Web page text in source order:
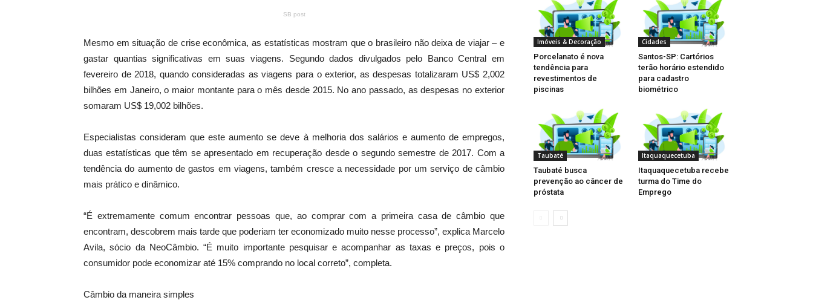
SB post
Mesmo em situação de crise econômica, as estatísticas mostram que o brasileiro não deixa de viajar – e
gastar quantias significativas em suas viagens. Segundo dados divulgados pelo Banco Central em
fevereiro de 2018, quando consideradas as viagens para o exterior, as despesas totalizaram US$ 2,002
bilhões em Janeiro, o maior montante para o mês desde 2015. No ano passado, as despesas no exterior
somaram US$ 19,002 bilhões.
Especialistas consideram que este aumento se deve à melhoria dos salários e aumento de empregos,
duas estatísticas que têm se apresentado em recuperação desde o segundo semestre de 2017. Com a
tendência do aumento de gastos em viagens, também cresce a necessidade por um serviço de câmbio
mais prático e dinâmico.
“É extremamente comum encontrar pessoas que, ao comprar com a primeira casa de câmbio que
encontram, descobrem mais tarde que poderiam ter economizado muito nesse processo”, explica Marcelo
Avila, sócio da NeoCâmbio. “É muito importante pesquisar e acompanhar as taxas e preços, pois o
consumidor pode economizar até 15% comprando no local correto”, completa.
Câmbio da maneira simples
Imóveis & Decoração
Porcelanato é nova
tendência para
revestimentos de
piscinas
Cidades
Santos-SP: Cartórios
terão horário estendido
para cadastro
biométrico
Taubaté
Taubaté busca
prevenção ao câncer de
próstata
Itaquaquecetuba
Itaquaquecetuba recebe
turma do Time do
Emprego